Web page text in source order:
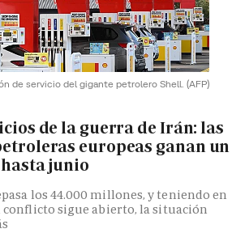
de servicio del gigante petrolero Shell. (AFP)
de la guerra de Irán: las
europeas ganan un
hasta junio
los 44.000 millones, y teniendo en
conflicto sigue abierto, la situación